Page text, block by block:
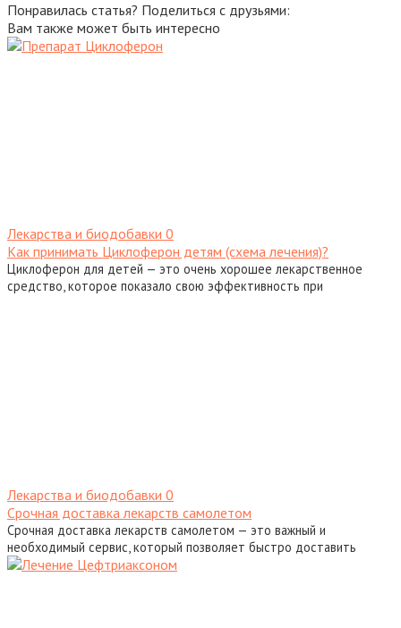
Понравилась статья? Поделиться с друзьями:
Вам также может быть интересно
Лекарства и биодобавки 0
Как принимать Циклоферон детям (схема лечения)?
Циклоферон для детей — это очень хорошее лекарственное
средство, которое показало свою эффективность при
Лекарства и биодобавки 0
Срочная доставка лекарств самолетом
Срочная доставка лекарств самолетом — это важный и
необходимый сервис, который позволяет быстро доставить